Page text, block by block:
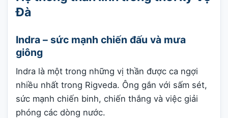
Đà
Indra – sức mạnh chiến đấu và mưa
giông
Indra là một trong những vị thần được ca ngợi
nhiều nhất trong Rigveda. Ông gắn với sấm sét,
sức mạnh chiến binh, chiến thắng và việc giải
phóng các dòng nước.